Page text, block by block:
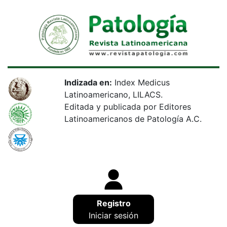
Indizada en: Index Medicus
Latinoamericano, LILACS.
Editada y publicada por Editores
Latinoamericanos de Patología A.C.
Registro
Iniciar sesión